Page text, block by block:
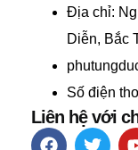
Địa chỉ:
Diễn, Bắc
Số điện
Liên hệ với